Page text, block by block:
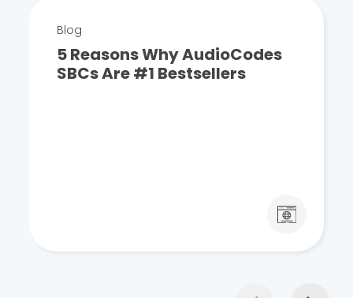
Blog
5 Reasons Why AudioCodes
SBCs Are #1 Bestsellers